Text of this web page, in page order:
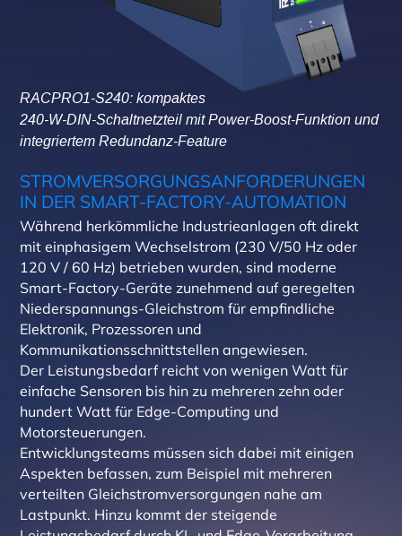
RACPRO1-S240: kompaktes
240-W-DIN-Schaltnetzteil mit Power-Boost-Funktionund
integriertem Redundanz-Feature
STROMVERSORGUNGSANFORDERUNGEN
IN DER SMART-FACTORY-AUTOMATION
Während herkömmliche Industrieanlagen oft direkt
mit einphasigem Wechselstrom (230 V/50 Hz oder
120 V / 60 Hz) betrieben wurden, sind moderne
Smart-Factory-Geräte zunehmend auf geregelten
Niederspannungs-Gleichstrom für empfindliche
Elektronik, Prozessoren und
Kommunikationsschnittstellen angewiesen.
Der Leistungsbedarf reicht von wenigen Watt für
einfache Sensoren bis hin zu mehreren zehn oder
hundert Watt für Edge-Computing und
Motorsteuerungen.
Entwicklungsteams müssen sich dabei mit einigen
Aspekten befassen, zum Beispiel mit mehreren
verteilten Gleichstromversorgungen nahe am
Lastpunkt. Hinzu kommt der steigende